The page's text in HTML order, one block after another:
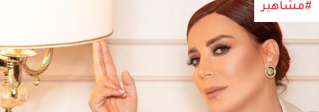
#مشاهير